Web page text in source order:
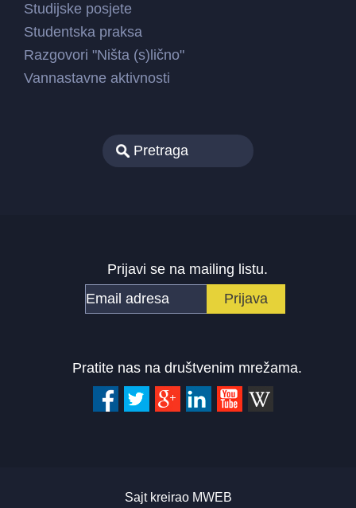
Studijske posjete
Studentska praksa
Razgovori "Ništa (s)lično"
Vannastavne aktivnosti
Prijavi se na mailing listu.
Pratite nas na društvenim mrežama.
Sajt kreirao MWEB